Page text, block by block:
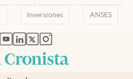
Inversiones ANSES
en nueva pestaña
abre en nueva pestaña
abre en nueva pestaña
abre en nueva pestaña
abre en nueva pestaña